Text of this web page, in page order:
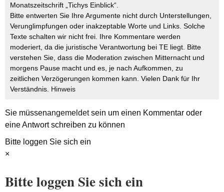
Monatszeitschrift „Tichys Einblick“.
Bitte entwerten Sie Ihre Argumente nicht durch Unterstellungen,
Verunglimpfungen oder inakzeptable Worte und Links. Solche
Texte schalten wir nicht frei. Ihre Kommentare werden
moderiert, da die juristische Verantwortung bei TE liegt. Bitte
verstehen Sie, dass die Moderation zwischen Mitternacht und
morgens Pause macht und es, je nach Aufkommen, zu
zeitlichen Verzögerungen kommen kann. Vielen Dank für Ihr
Verständnis. Hinweis
Sie müssenangemeldetsein um einen Kommentar oder
eine Antwort schreiben zu können
Bitte loggen Sie sich ein
×
Bitte loggen Sie sich ein